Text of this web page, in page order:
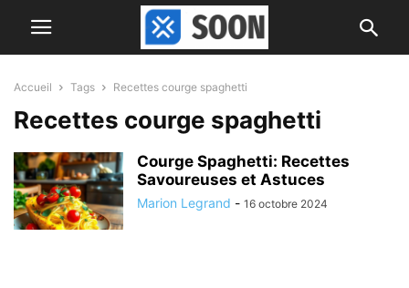
Accueil Tags Recettes courge spaghetti
Recettes courge spaghetti
Courge Spaghetti: Recettes
Savoureuses et Astuces
Marion Legrand - 16 octobre 2024